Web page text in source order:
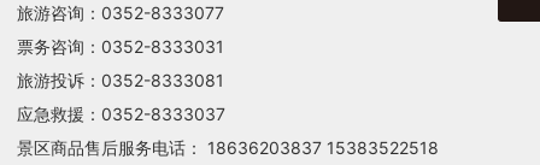
旅游咨询：0352-8333077
票务咨询：0352-8333031
旅游投诉：0352-8333081
应急救援：0352-8333037
景区商品售后服务电话： 18636203837 15383522518